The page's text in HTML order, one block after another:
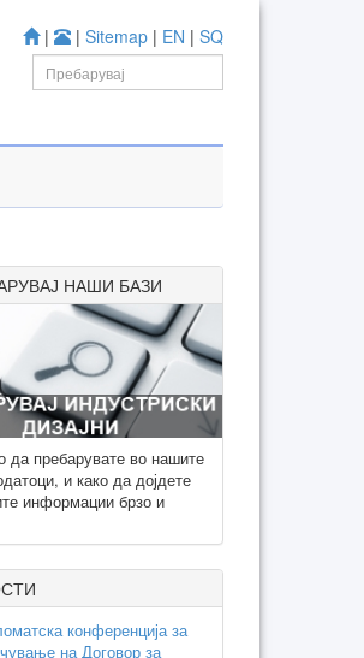
| | Sitemap | EN | SQ
НАШИ БАЗИ
да пребарувате во нашите
и како да дојдете
информации брзо и
конференција за
на Договор за